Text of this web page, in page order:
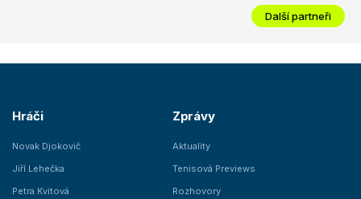
Další partneři
Hráči
Novak Djokovič
Jiří Lehečka
Petra Kvitová
Zprávy
Aktuality
Tenisová Previews
Rozhovory